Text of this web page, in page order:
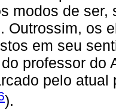
modos de
Outrossim, os
em seu
professor do
pelo
).